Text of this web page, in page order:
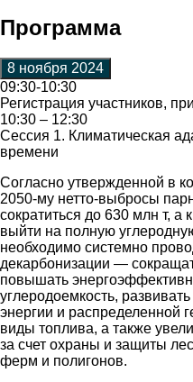
Программа
8 ноября 2024
09:30-10:30
Регистрация участников,
10:30 – 12:30
Сессия 1. Климатическая
времени
Согласно утвержденной в
2050-му нетто-выбросы
сократиться до 630 млн т, а
выйти на полную
необходимо системно
декарбонизации —
повышать
углеродоемкость,
энергии и распределенной
виды топлива, а также
за счет охраны и защиты
ферм и полигонов.